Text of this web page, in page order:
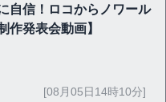
自信！ロコからノワール
作発表会動画】
[08月05日14時10分]